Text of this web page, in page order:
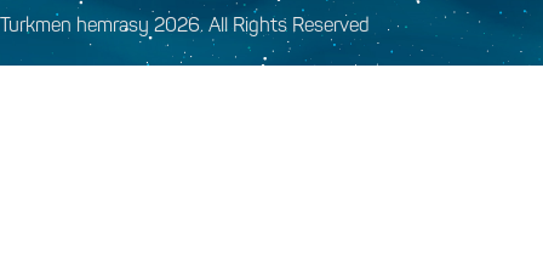
Turkmen hemrasy 2026. All Rights Reserved